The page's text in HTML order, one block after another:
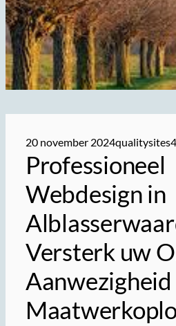
20 november 2024
Professioneel
Webdesign in
Versterk uw